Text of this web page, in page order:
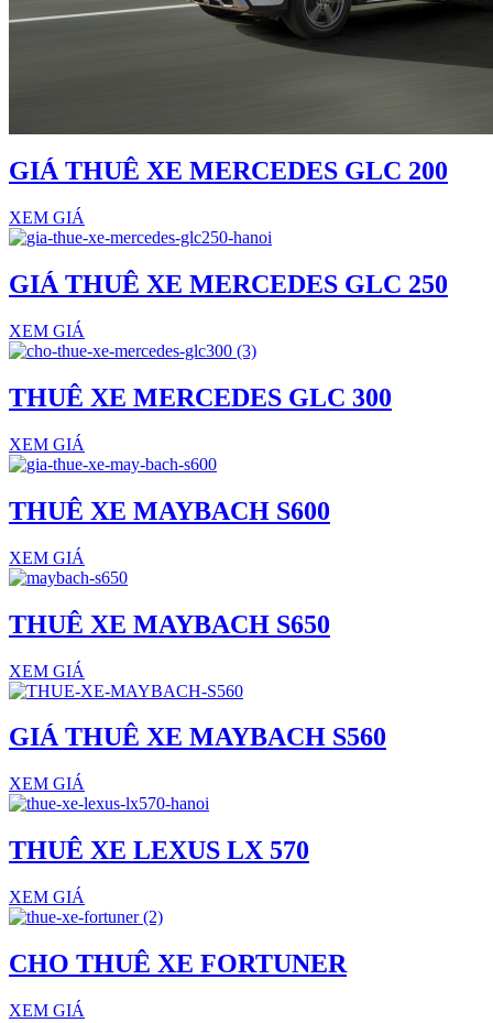
GIÁ THUÊ XE MERCEDES GLC 200
XEM GIÁ
GIÁ THUÊ XE MERCEDES GLC 250
XEM GIÁ
THUÊ XE MERCEDES GLC 300
XEM GIÁ
THUÊ XE MAYBACH S600
XEM GIÁ
THUÊ XE MAYBACH S650
XEM GIÁ
GIÁ THUÊ XE MAYBACH S560
XEM GIÁ
THUÊ XE LEXUS LX 570
XEM GIÁ
CHO THUÊ XE FORTUNER
XEM GIÁ